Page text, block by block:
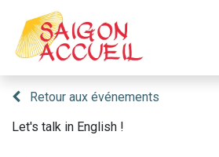
Retour aux événements
Let's talk in English !